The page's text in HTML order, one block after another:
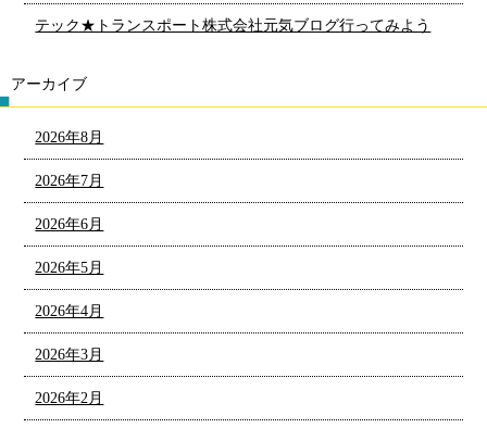
テック★トランスポート株式会社元気ブログ行ってみよう
アーカイブ
2026年8月
2026年7月
2026年6月
2026年5月
2026年4月
2026年3月
2026年2月